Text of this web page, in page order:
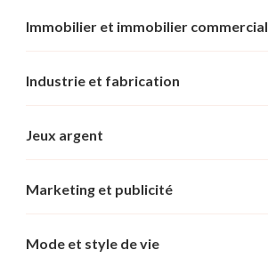
Immobilier et immobilier commercial
Industrie et fabrication
Jeux argent
Marketing et publicité
Mode et style de vie